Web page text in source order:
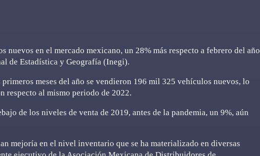
nuevos en el mercado mexicano, un 28% más respecto a febrero del año
de Estadística y Geografía (Inegi).
meses del año se vendieron 196 mil 325 vehículos nuevos, lo
respecto al mismo periodo de 2022.
de los niveles de venta de 2019, antes de la pandemia, un 9%, aún
mejoría en el nivel inventario que se ha materializado en diversas